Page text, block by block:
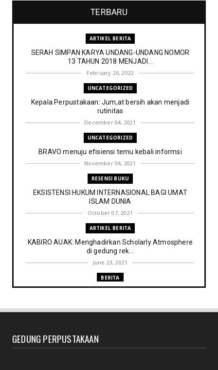
TERBARU
ARTIKEL BERITA
SERAH SIMPAN KARYA UNDANG-UNDANG NOMOR
13 TAHUN 2018 MENJADI...
February 26, 2022
UNCATEGORIZED
Kepala Perpustakaan: Jum,at bersih akan menjadi
rutinitas
December 04, 2021
UNCATEGORIZED
BRAVO menuju efisiensi temu kebali informsi
November 04, 2021
RESENSI BUKU
EKSISTENSI HUKUM INTERNASIONAL BAGI UMAT
ISLAM DUNIA
October 07, 2021
ARTIKEL BERITA
KABIRO AUAK: Menghadirkan Scholarly Atmosphere
di gedung rek...
June 23, 2021
BERITA
June 06, 2021
Proker UPT. Perpustakaan IAIN Parepare menuju
perpustakaan ...
GEDUNG PERPUSTAKAAN